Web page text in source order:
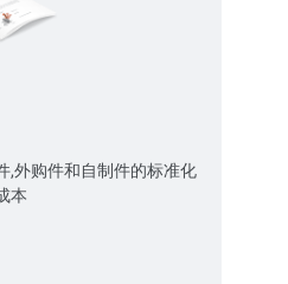
,外购件和自制件的标准化
本